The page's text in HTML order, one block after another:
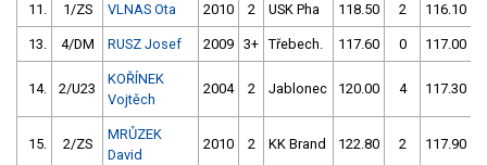
11. 1/ZS VLNAS Ota 2010 2 USK Pha 118.50 2 116.10
13. 4/DM RUSZ Josef 2009 3+ Třebech. 117.60 0 117.00
14. 2/U23
KOŘÍNEK
Vojtěch
2004 2 Jablonec 120.00 4 117.30
15. 2/ZS
MRŮZEK
David
2010 2 KK Brand 122.80 2 117.90